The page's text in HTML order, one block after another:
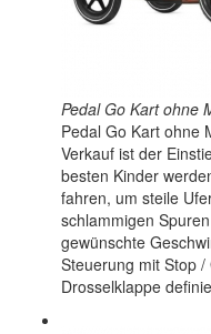
Pedal Go Kart ohne
Pedal Go Kart ohne
Verkauf ist der
besten Kinder
fahren, um steile
schlammigen
gewünschte
Steuerung mit Stop
Drosselklappe